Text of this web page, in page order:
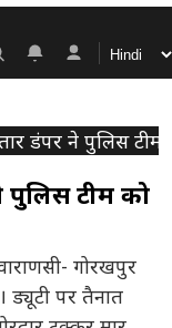
डंपर ने पुलिस टीम
पुलिस टीम को
गोरखपुर
ड्यूटी पर तैनात